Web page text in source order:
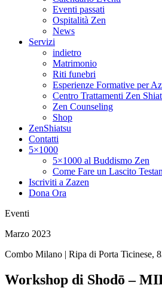
Eventi passati
Ospitalità Zen
News
Servizi
indietro
Matrimonio
Riti funebri
Esperienze Formative per
Centro Trattamenti Zen
Zen Counseling
Shop
ZenShiatsu
Contatti
5×1000
5×1000 al Buddismo Zen
Come Fare un Lascito
Iscriviti a Zazen
Dona Ora
Eventi
Marzo 2023
Combo Milano | Ripa di Porta Ticinese,
Workshop di Shodō –